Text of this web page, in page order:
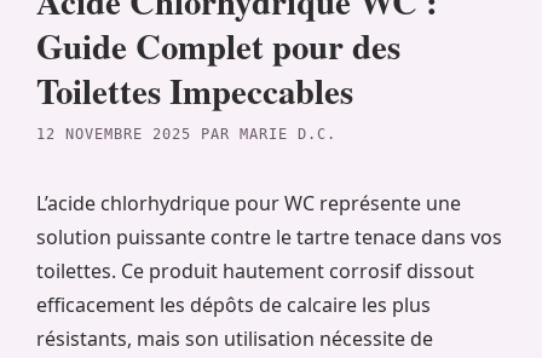
Guide Complet pour des
Toilettes Impeccables
12 NOVEMBRE 2025 PAR MARIE D.C.
L’acide chlorhydrique pour WC représente une
solution puissante contre le tartre tenace dans vos
toilettes. Ce produit hautement corrosif dissout
efficacement les dépôts de calcaire les plus
résistants, mais son utilisation nécessite de